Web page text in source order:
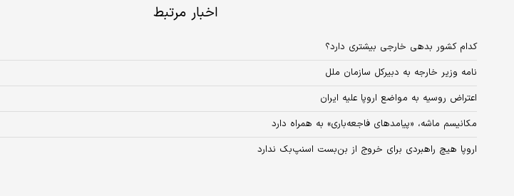
اخبار مرتبط
کدام کشور بدهی خارجی بیشتری دارد؟
نامه وزیر خارجه به دبیرکل سازمان ملل
اعتراض روسیه به مواضع اروپا علیه ایران
مکانیسم ماشه، «پیامدهای فاجعه‌باری» به همراه دارد
اروپا هیچ راهبردی برای خروج از بن‌بست اسنپ‌بک ندارد